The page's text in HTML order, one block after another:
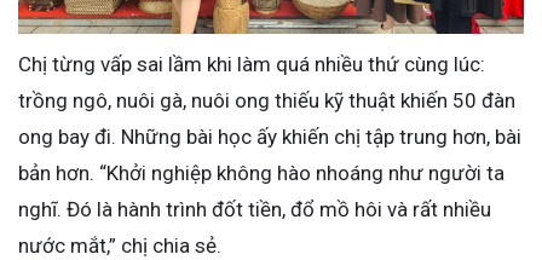
Chị từng vấp sai lầm khi làm quá nhiều thứ cùng lúc:
trồng ngô, nuôi gà, nuôi ong thiếu kỹ thuật khiến 50 đàn
ong bay đi. Những bài học ấy khiến chị tập trung hơn, bài
bản hơn. “Khởi nghiệp không hào nhoáng như người ta
nghĩ. Đó là hành trình đốt tiền, đổ mồ hôi và rất nhiều
nước mắt,” chị chia sẻ.